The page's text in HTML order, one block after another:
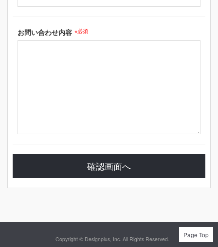
お問い合わせ内容 ※必須
Page Top
Copyright © Designplus, Inc. All Rights Reserved.